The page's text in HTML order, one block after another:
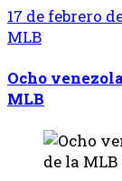
17 de febrero
MLB
Ocho
MLB